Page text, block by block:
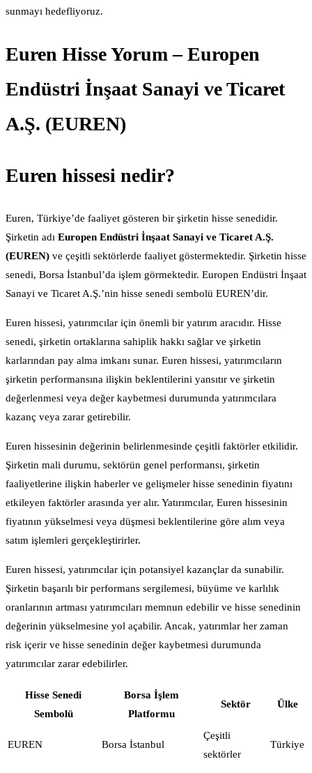
sunmayı hedefliyoruz.
Euren Hisse Yorum – Europen
Endüstri İnşaat Sanayi ve Ticaret
A.Ş. (EUREN)
Euren hissesi nedir?
Euren, Türkiye’de faaliyet gösteren bir şirketin hisse senedidir.
Şirketin adı Europen Endüstri İnşaat Sanayi ve Ticaret A.Ş.
(EUREN) ve çeşitli sektörlerde faaliyet göstermektedir. Şirketin hisse
senedi, Borsa İstanbul’da işlem görmektedir. Europen Endüstri İnşaat
Sanayi ve Ticaret A.Ş.’nin hisse senedi sembolü EUREN’dir.
Euren hissesi, yatırımcılar için önemli bir yatırım aracıdır. Hisse
senedi, şirketin ortaklarına sahiplik hakkı sağlar ve şirketin
karlarından pay alma imkanı sunar. Euren hissesi, yatırımcıların
şirketin performansına ilişkin beklentilerini yansıtır ve şirketin
değerlenmesi veya değer kaybetmesi durumunda yatırımcılara
kazanç veya zarar getirebilir.
Euren hissesinin değerinin belirlenmesinde çeşitli faktörler etkilidir.
Şirketin mali durumu, sektörün genel performansı, şirketin
faaliyetlerine ilişkin haberler ve gelişmeler hisse senedinin fiyatını
etkileyen faktörler arasında yer alır. Yatırımcılar, Euren hissesinin
fiyatının yükselmesi veya düşmesi beklentilerine göre alım veya
satım işlemleri gerçekleştirirler.
Euren hissesi, yatırımcılar için potansiyel kazançlar da sunabilir.
Şirketin başarılı bir performans sergilemesi, büyüme ve karlılık
oranlarının artması yatırımcıları memnun edebilir ve hisse senedinin
değerinin yükselmesine yol açabilir. Ancak, yatırımlar her zaman
risk içerir ve hisse senedinin değer kaybetmesi durumunda
yatırımcılar zarar edebilirler.
Hisse Senedi
Sembolü
Borsa İşlem
Platformu
Sektör Ülke
EUREN Borsa İstanbul
Çeşitli
sektörler
Türkiye